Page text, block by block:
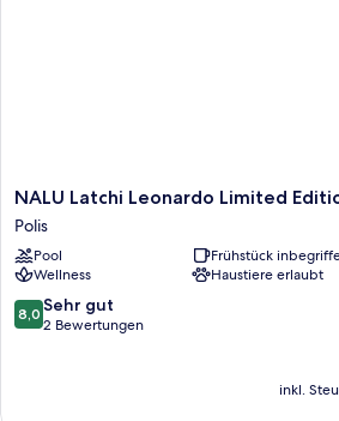
NALU
Latchi
Leonardo
Limited
Edition
Polis
NALU Latchi Leonardo Limited
Polis
Pool
Frühstück
Wellness
Haustiere erlaubt
8.0
von
8,0 Sehr gut
2 Bewertungen
inkl.